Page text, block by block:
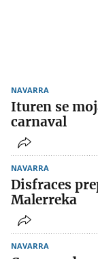
NAVARRA
Ituren se
carnaval
NAVARRA
Disfraces
Malerreka
NAVARRA